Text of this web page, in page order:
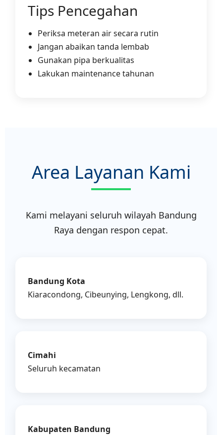
Tips Pencegahan
Periksa meteran air secara rutin
Jangan abaikan tanda lembab
Gunakan pipa berkualitas
Lakukan maintenance tahunan
Area Layanan Kami
Kami melayani seluruh wilayah Bandung
Raya dengan respon cepat.
Bandung Kota
Kiaracondong, Cibeunying, Lengkong, dll.
Cimahi
Seluruh kecamatan
Kabupaten Bandung